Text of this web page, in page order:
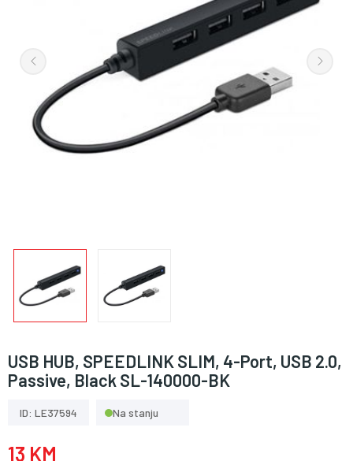
USB HUB, SPEEDLINK SLIM, 4-Port, USB 2.0,
Passive, Black SL-140000-BK
ID: LE37594 Na stanju
13 KM